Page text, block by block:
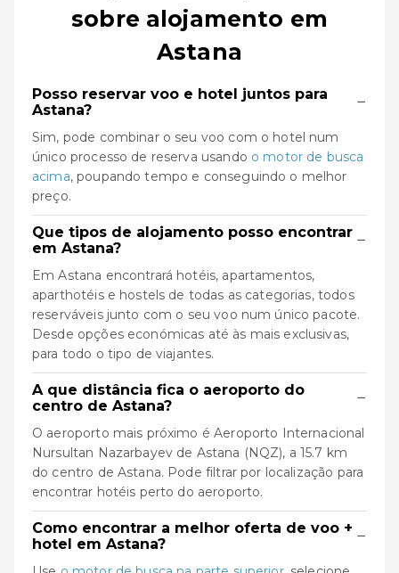
sobre alojamento em
Astana
Posso reservar voo e hotel juntos para
Astana?
−
Sim, pode combinar o seu voo com o hotel num
único processo de reserva usando o motor de busca
acima, poupando tempo e conseguindo o melhor
preço.
Que tipos de alojamento posso encontrar
em Astana?
−
Em Astana encontrará hotéis, apartamentos,
aparthotéis e hostels de todas as categorias, todos
reserváveis junto com o seu voo num único pacote.
Desde opções económicas até às mais exclusivas,
para todo o tipo de viajantes.
A que distância fica o aeroporto do
centro de Astana?
−
O aeroporto mais próximo é Aeroporto Internacional
Nursultan Nazarbayev de Astana (NQZ), a 15.7 km
do centro de Astana. Pode filtrar por localização para
encontrar hotéis perto do aeroporto.
Como encontrar a melhor oferta de voo +
hotel em Astana?
−